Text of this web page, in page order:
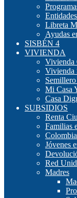
Libreta
Ayudas
SISBÉN 4
VIVIENDA
Vivienda
Vivienda
Mi Casa
Casa
SUBSIDIOS
Renta
Familias
Jóvenes
Red
Madres